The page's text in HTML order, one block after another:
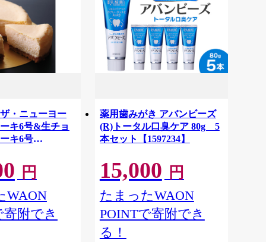
・ニューヨー
キ6号&生チョ
キ6号
円
WAON
寄附でき
薬用歯みがき アバンビーズ
(R)トータル口臭ケア 80g 5
本セット【1597234】
15,000 円
たまったWAON
POINTで寄附でき
る！